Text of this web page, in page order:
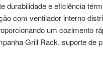
durabilidade e eficiência
com ventilador interno
um cozimento
Grill Rack, suporte de